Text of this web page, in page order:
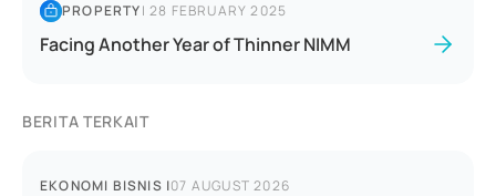
PROPERTY|28 FEBRUARY 2025
Facing Another Year of Thinner NIMM
BERITA TERKAIT
EKONOMI BISNIS |07 AUGUST 2026